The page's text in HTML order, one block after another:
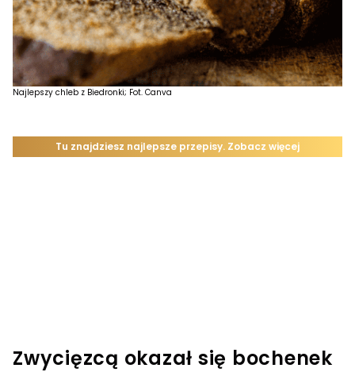
Najlepszy chleb z Biedronki; Fot. Canva
Zwycięzcą okazał się bochenek